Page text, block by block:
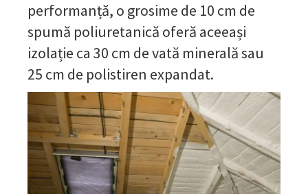
performanță, o grosime de 10 cm de
spumă poliuretanică oferă aceeași
izolație ca 30 cm de vată minerală sau
25 cm de polistiren expandat.